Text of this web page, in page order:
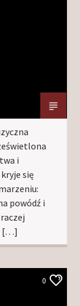
i
się
powódź i
[…]
0